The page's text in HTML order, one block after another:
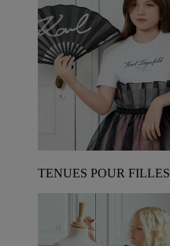
TENUES POUR FILLES